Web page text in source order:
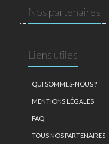
Nos partenaires
Liens utiles
QUI SOMMES-NOUS ?
MENTIONS LÉGALES
FAQ
TOUS NOS PARTENAIRES